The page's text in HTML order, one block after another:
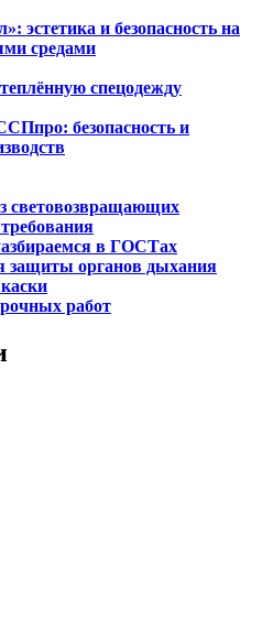
эстетика и безопасность на
средами
спецодежду
безопасность и
световозвращающих
в ГОСТах
защиты органов дыхания
работ